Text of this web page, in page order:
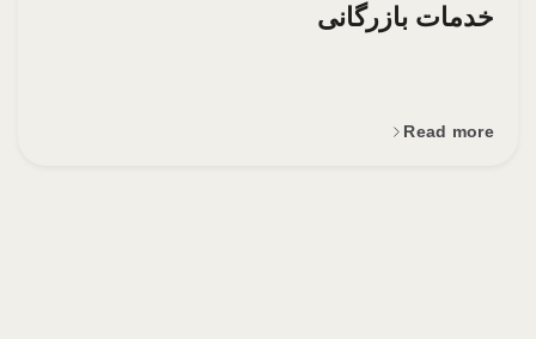
خدمات بازرگانی
Read more